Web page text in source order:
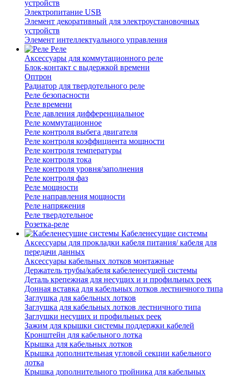
устройств
Электропитание USB
Элемент декоративный для электроустановочных
устройств
Элемент интеллектуального управления
Реле
Аксессуары для коммутационного реле
Блок-контакт с выдержкой времени
Оптрон
Радиатор для твердотельного реле
Реле безопасности
Реле времени
Реле давления дифференциальное
Реле коммутационное
Реле контроля выбега двигателя
Реле контроля коэффициента мощности
Реле контроля температуры
Реле контроля тока
Реле контроля уровня/заполнения
Реле контроля фаз
Реле мощности
Реле направления мощности
Реле напряжения
Реле твердотельное
Розетка-реле
Кабеленесущие системы
Аксессуары для прокладки кабеля питания/ кабеля для
передачи данных
Аксессуары кабельных лотков монтажные
Держатель трубы/кабеля кабеленесущей системы
Деталь крепежная для несущих и и профильных реек
Донная вставка для кабельных лотков лестничного типа
Заглушка для кабельных лотков
Заглушка для кабельных лотков лестничного типа
Заглушки несущих и профильных реек
Зажим для крышки системы поддержки кабелей
Кронштейн для кабельного лотка
Крышка для кабельных лотков
Крышка дополнительная угловой секции кабельного
лотка
Крышка дополнительного тройника для кабельных